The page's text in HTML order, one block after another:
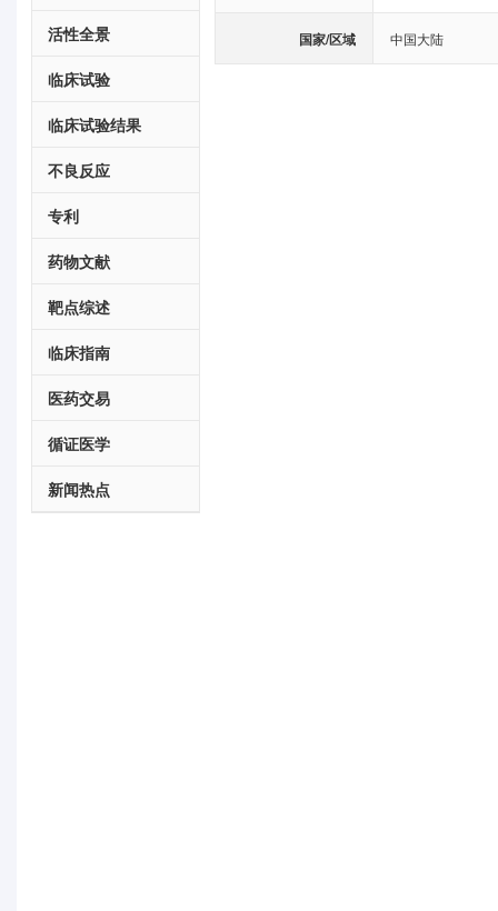
活性全景
临床试验
临床试验结果
不良反应
专利
药物文献
靶点综述
临床指南
医药交易
循证医学
新闻热点
国家/区域 中国大陆